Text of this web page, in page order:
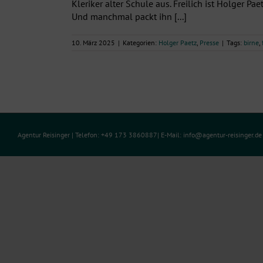
Kleriker alter Schule aus. Freilich ist Holger
Und manchmal packt ihn [...]
10. März 2025 | Kategorien: Holger Paetz Presse | Tags: birne
Agentur Reisinger | Telefon: +49 173 3860887| E-Mail: info@agentur-reisinger.de